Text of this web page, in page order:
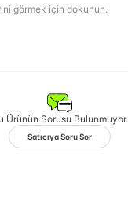
görmek için dokunun.
Ürünün Sorusu Bulunmuyor.
Satıcıya Soru Sor